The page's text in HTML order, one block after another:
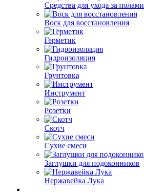
Средства для ухода за полами
Воск для восстановления
Герметик
Гидроизоляция
Грунтовка
Инструмент
Розетки
Скотч
Сухие смеси
Заглушки для подоконников
Нержавейка Лука